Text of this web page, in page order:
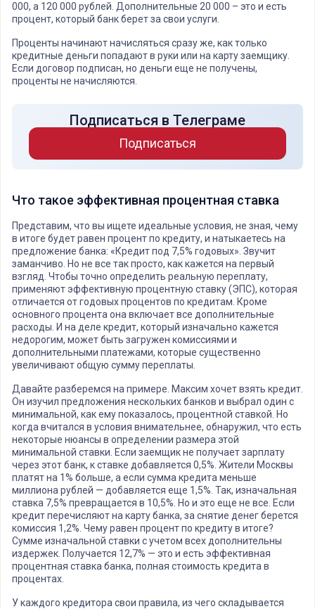
000, а 120 000 рублей. Дополнительные 20 000 – это и есть
процент, который банк берет за свои услуги.
Проценты начинают начисляться сразу же, как только
кредитные деньги попадают в руки или на карту заемщику.
Если договор подписан, но деньги еще не получены,
проценты не начисляются.
Подписаться в Телеграме
Подписаться
Что такое эффективная процентная ставка
Представим, что вы ищете идеальные условия, не зная, чему
в итоге будет равен процент по кредиту, и натыкаетесь на
предложение банка: «Кредит под 7,5% годовых». Звучит
заманчиво. Но не все так просто, как кажется на первый
взгляд. Чтобы точно определить реальную переплату,
применяют эффективную процентную ставку (ЭПС), которая
отличается от годовых процентов по кредитам. Кроме
основного процента она включает все дополнительные
расходы. И на деле кредит, который изначально кажется
недорогим, может быть загружен комиссиями и
дополнительными платежами, которые существенно
увеличивают общую сумму переплаты.
Давайте разберемся на примере. Максим хочет взять кредит.
Он изучил предложения нескольких банков и выбрал один с
минимальной, как ему показалось, процентной ставкой. Но
когда вчитался в условия внимательнее, обнаружил, что есть
некоторые нюансы в определении размера этой
минимальной ставки. Если заемщик не получает зарплату
через этот банк, к ставке добавляется 0,5%. Жители Москвы
платят на 1% больше, а если сумма кредита меньше
миллиона рублей — добавляется еще 1,5%. Так, изначальная
ставка 7,5% превращается в 10,5%. Но и это еще не все. Если
кредит перечисляют на карту банка, за снятие денег берется
комиссия 1,2%. Чему равен процент по кредиту в итоге?
Сумме изначальной ставки с учетом всех дополнительны
издержек. Получается 12,7% — это и есть эффективная
процентная ставка банка, полная стоимость кредита в
процентах.
У каждого кредитора свои правила, из чего складывается